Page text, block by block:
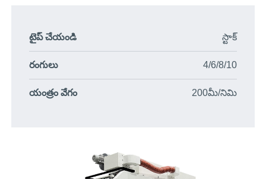
టైప్ చేయండి స్టాక్
రంగులు 4/6/8/10
యంత్రం వేగం 200మీ/నిమి